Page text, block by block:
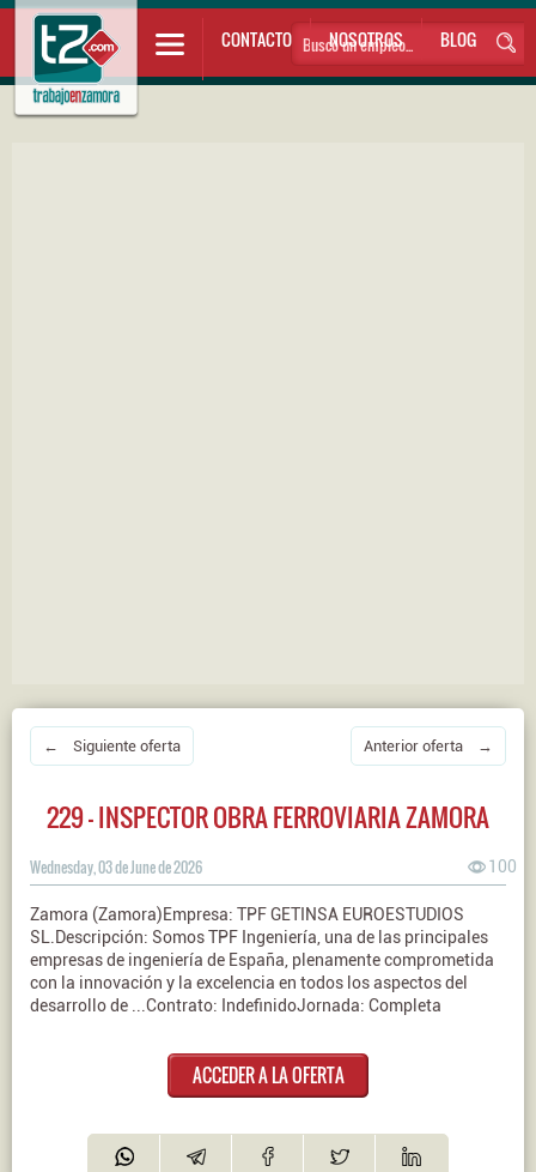
CONTACTO NOSOTROS BLOG
← Siguiente oferta Anterior oferta →
229 - INSPECTOR OBRA FERROVIARIA ZAMORA
Wednesday, 03 de June de 2026 100
Zamora (Zamora)Empresa: TPF GETINSA EUROESTUDIOS
SL.Descripción: Somos TPF Ingeniería, una de las principales
empresas de ingeniería de España, plenamente comprometida
con la innovación y la excelencia en todos los aspectos del
desarrollo de ...Contrato: IndefinidoJornada: Completa
ACCEDER A LA OFERTA